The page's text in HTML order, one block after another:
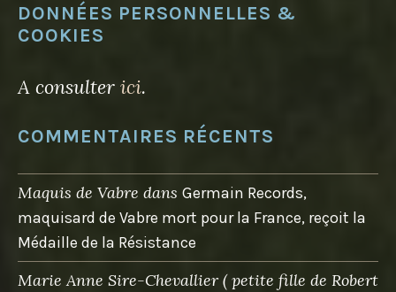
DONNÉES PERSONNELLES &
COOKIES
A consulter ici.
COMMENTAIRES RÉCENTS
Maquis de Vabre dans Germain Records,
maquisard de Vabre mort pour la France, reçoit la
Médaille de la Résistance
Marie Anne Sire-Chevallier ( petite fille de Robert